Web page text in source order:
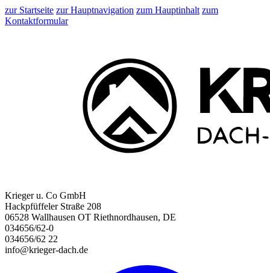
zur Startseite zur Hauptnavigation zum Hauptinhalt zum
Kontaktformular
Krieger u. Co GmbH
Hackpfüffeler Straße 208
06528 Wallhausen OT Riethnordhausen, DE
034656/62-0
034656/62 22
info@krieger-dach.de